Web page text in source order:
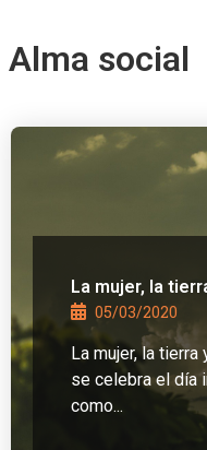
Alma social
La mujer, la
05/03/2020
La mujer, la
se celebra el día
como...